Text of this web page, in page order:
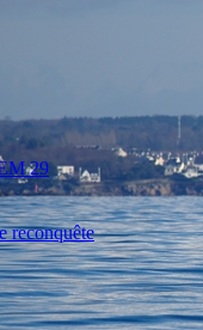
29
reconquête